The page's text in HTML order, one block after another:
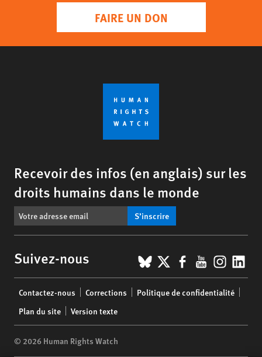
FAIRE UN DON
Recevoir des infos (en anglais) sur les
droits humains dans le monde
S’inscrire
Suivez-nous BlueSky
X Facebook
YouTube
menu
Contactez-nous Corrections
Politique de confidentialité
Plan du site
Version texte
© 2026 Human Rights Watch